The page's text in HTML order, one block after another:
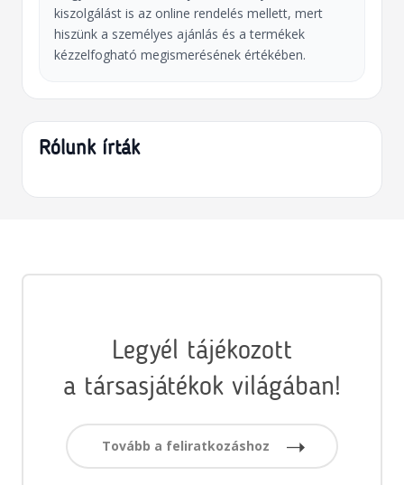
kiszolgálást is az online rendelés mellett, mert
hiszünk a személyes ajánlás és a termékek
kézzelfogható megismerésének értékében.
Rólunk írták
Legyél tájékozott
a társasjátékok világában!
Tovább a feliratkozáshoz